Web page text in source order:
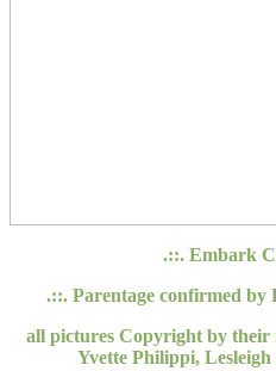
.::. Embark
.::. Parentage confirmed
all pictures Copyright by their
Yvette Philippi,